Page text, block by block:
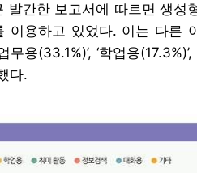
발간한 보고서에 따르면 생성
이용하고 있었다. 이는 다른
용(33.1%)’, ‘학업용(17.3%)’,
다.